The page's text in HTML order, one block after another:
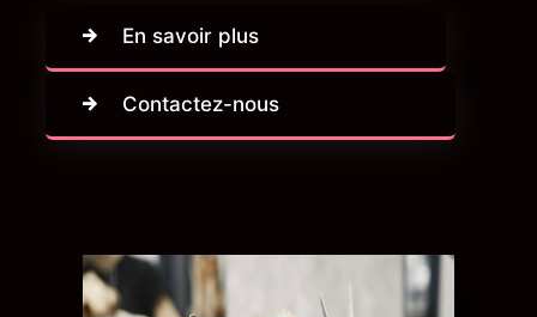
En savoir plus
Contactez-nous